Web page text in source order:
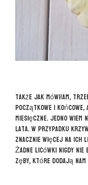
Także jak mówiłam,
początkowe i końcowe,
miesięczne. Jedno
lata. W przypadku
znacznie więcej na ich
Żadne licówki nigdy
zęby, które dodają